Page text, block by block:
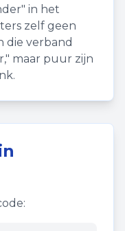
" in het
zelf geen
die verband
," maar puur zijn